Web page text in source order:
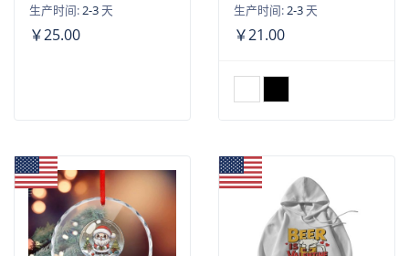
生产时间: 2-3天
￥25.00
生产时间: 2-3天
￥21.00